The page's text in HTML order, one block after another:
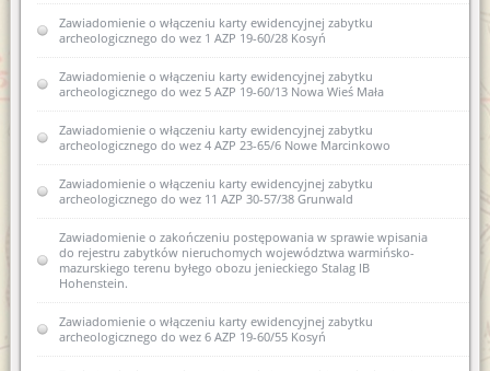
Zawiadomienie o włączeniu karty ewidencyjnej zabytku
archeologicznego lądowego do wojewódzkiej ewidencji
zabytków 2AZP 17-62/50 Pilnik
Zawiadomienie o zamiarze włączenia karty ewidencyjnej
zabytku archeologicznego lądowego do Wojewódzkiej
ewidencji zabytków 18 AZP 18-61/44 Stryjkowo
Zawiadomienie o zamiarze włączenia karty ewidencyjnej
zabytku archeologicznego lądowego do Wojewódzkiej
ewidencji zabytków 17 AZP 18-61/42 Stryjkowo
Zawiadomienie o zamiarze włączenia karty ewidencyjnej
zabytku archeologicznego lądowego do Wojewódzkiej
ewidencji zabytków 16 AZP 18-61/41 Stryjkowo
Zawiadomienie o zamiarze włączenia karty ewidencyjnej
zabytku archeologicznego lądowego do Wojewódzkiej
ewidencji zabytków 14 AZP 18-61/39 Stryjkowo
Zawiadomienie o zamiarze włączenia karty ewidencyjnej
Zawiadomienie o włączeniu karty ewidencyjnej zabytku
archeologicznego do wez 1 AZP 19-60/28 Kosyń
Zawiadomienie o włączeniu karty ewidencyjnej zabytku
archeologicznego do wez 5 AZP 19-60/13 Nowa Wieś Mała
Zawiadomienie o włączeniu karty ewidencyjnej zabytku
archeologicznego do wez 4 AZP 23-65/6 Nowe Marcinkowo
Zawiadomienie o włączeniu karty ewidencyjnej zabytku
archeologicznego do wez 11 AZP 30-57/38 Grunwald
Zawiadomienie o zakończeniu postępowania w sprawie wpisania
do rejestru zabytków nieruchomych województwa warmińsko-
mazurskiego terenu byłego obozu jenieckiego Stalag IB
Hohenstein.
Zawiadomienie o włączeniu karty ewidencyjnej zabytku
archeologicznego do wez 6 AZP 19-60/55 Kosyń